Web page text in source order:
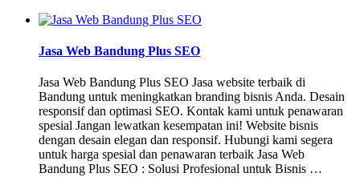
Jasa Web Bandung Plus SEO
Jasa Web Bandung Plus SEO Jasa website terbaik di
Bandung untuk meningkatkan branding bisnis Anda. Desain
responsif dan optimasi SEO. Kontak kami untuk penawaran
spesial Jangan lewatkan kesempatan ini! Website bisnis
dengan desain elegan dan responsif. Hubungi kami segera
untuk harga spesial dan penawaran terbaik Jasa Web
Bandung Plus SEO : Solusi Profesional untuk Bisnis …